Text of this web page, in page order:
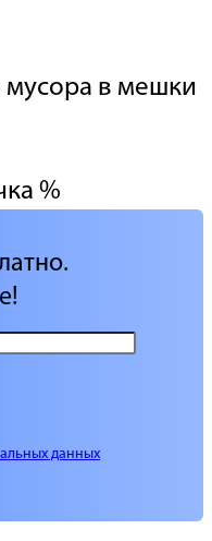
мусора в мешки
%
данных